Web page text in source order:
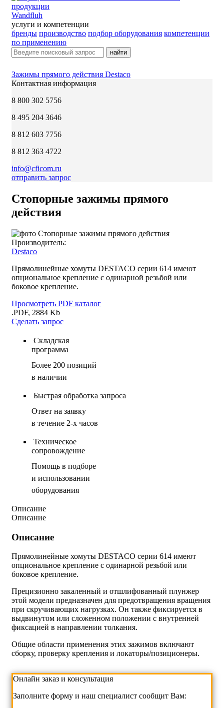
Wandfluh
услуги и компетенции
бренды производство подбор оборудования компетенции
по применению
найти
Зажимы прямого действия Destaco
Контактная информация
8 800 302 5756
8 495 204 3646
8 812 603 7756
8 812 363 4722
info@cficom.ru
отправить запрос
Стопорные зажимы прямого
действия
Производитель:
Destaco
Прямолинейные хомуты DESTACO серии 614 имеют
опциональное крепление с одинарной резьбой или
боковое крепление.
Просмотреть PDF каталог
.PDF, 2884 Kb
Сделать запрос
Складская
программа
Более 200 позиций
в наличии
Быстрая обработка запроса
Ответ на заявку
в течение 2-х часов
Техническое
сопровождение
Помощь в подборе
и использовании
оборудования
Описание
Описание
Описание
Прямолинейные хомуты DESTACO серии 614 имеют
опциональное крепление с одинарной резьбой или
боковое крепление.
Прецизионно закаленный и отшлифованный плунжер
этой модели предназначен для предотвращения вращения
при скручивающих нагрузках. Он также фиксируется в
выдвинутом или сложенном положении с внутренней
фиксацией в направлении толкания.
Общие области применения этих зажимов включают
сборку, проверку крепления и локаторы/позиционеры.
Онлайн заказ и консультация
Заполните форму и наш специалист сообщит Вам: